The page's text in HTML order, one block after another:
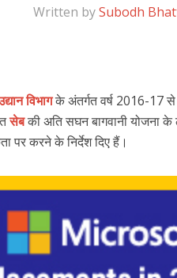
Written bySubodh
विभागके अंतर्गत वर्ष 2016-17
सेबकी अति सघन बागवानी योजना के
पर करने के निर्देश दिए हैं।